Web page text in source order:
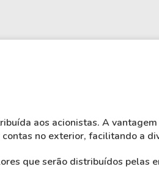
aos acionistas. A vantagem
no exterior, facilitando a
que serão distribuídos pelas